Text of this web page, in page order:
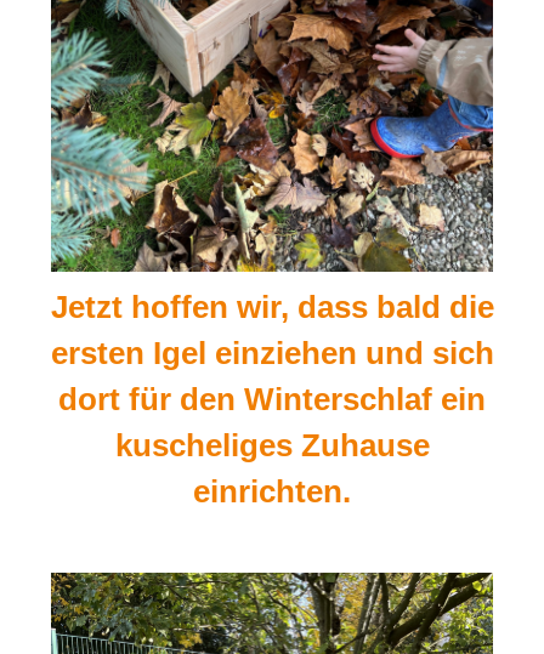
Jetzt hoffen wir, dass bald die
ersten Igel einziehen und sich
dort für den Winterschlaf ein
kuscheliges Zuhause
einrichten.